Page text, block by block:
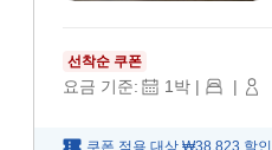
선착순 쿠폰
요금 기준: 1박 | |
쿠폰 적용 대상 ₩38,823 할인